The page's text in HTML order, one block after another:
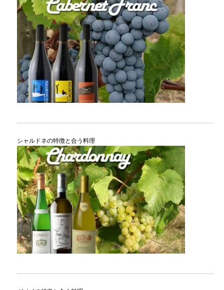
シャルドネの特徴と合う料理